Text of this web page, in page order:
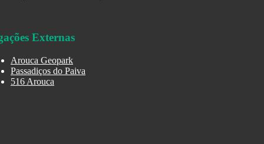
Externas
Arouca Geopark
Passadiços do Paiva
516 Arouca